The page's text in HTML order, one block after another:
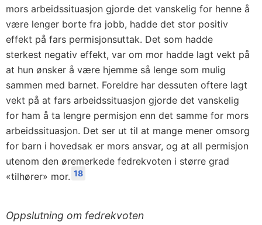
mors arbeidssituasjon gjorde det vanskelig for henne å
være lenger borte fra jobb, hadde det stor positiv
effekt på fars permisjonsuttak. Det som hadde
sterkest negativ effekt, var om mor hadde lagt vekt på
at hun ønsker å være hjemme så lenge som mulig
sammen med barnet. Foreldre har dessuten oftere lagt
vekt på at fars arbeidssituasjon gjorde det vanskelig
for ham å ta lengre permisjon enn det samme for mors
arbeidssituasjon. Det ser ut til at mange mener omsorg
for barn i hovedsak er mors ansvar, og at all permisjon
utenom den øremerkede fedrekvoten i større grad
«tilhører» mor. 18
Oppslutning om fedrekvoten